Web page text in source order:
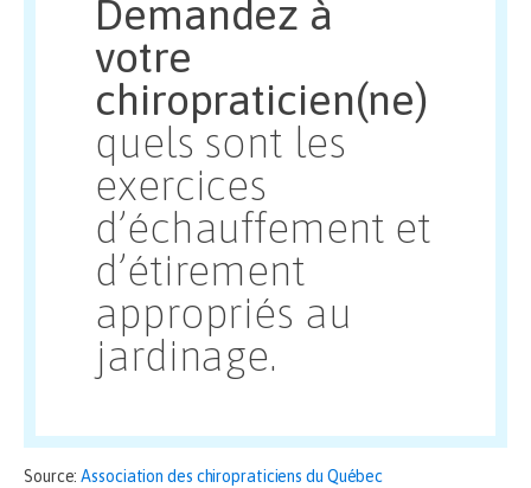
Demandez à
votre
chiropraticien(ne)
quels sont les
exercices
d’échauffement et
d’étirement
appropriés au
jardinage.
Source:Association des chiropraticiens du Québec